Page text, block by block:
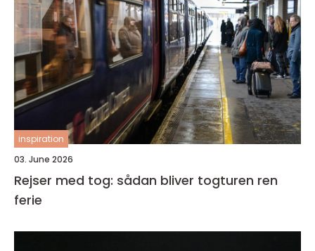
inspiration
03. June 2026
Rejser med tog: sådan bliver togturen ren
ferie